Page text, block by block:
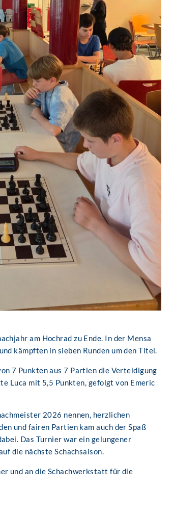
am Hochrad zu Ende. In der Mensa
kämpften in sieben Runden um den Titel.
7 Punkten aus 7 Partien die Verteidigung
Luca mit 5,5 Punkten, gefolgt von Emeric
2026 nennen, herzlichen
und fairen Partien kam auch der Spaß
Das Turnier war ein gelungener
die nächste Schachsaison.
und an die Schachwerkstatt für die